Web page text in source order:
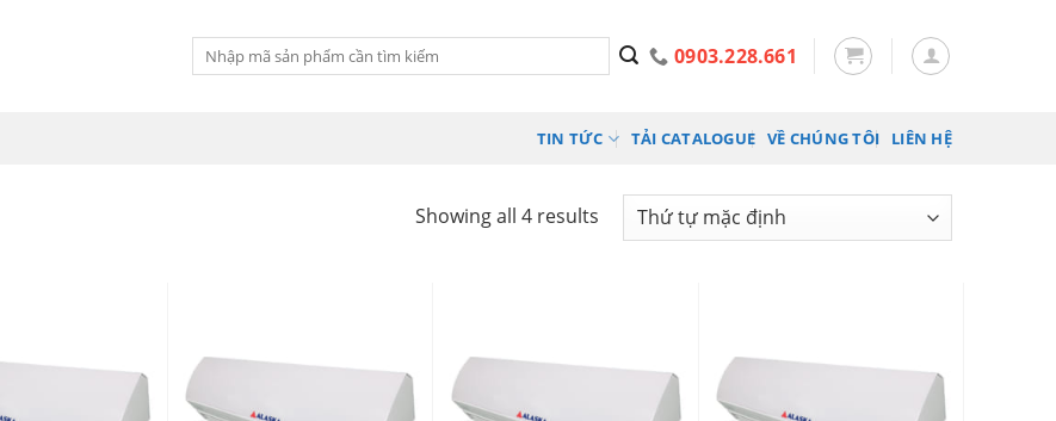
Tìm
kiếm:
0903.228.661
TIN TỨC TẢI CATALOGUE VỀ CHÚNG TÔI LIÊN HỆ
Showing all 4 results